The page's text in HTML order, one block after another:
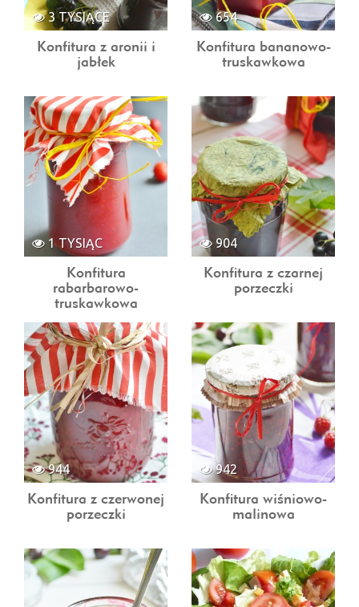
3 TYSIĄCE
Konfitura z aronii i
jabłek
654
Konfitura bananowo-
truskawkowa
1 TYSIĄC
Konfitura
rabarbarowo-
truskawkowa
904
Konfitura z czarnej
porzeczki
944
Konfitura z czerwonej
porzeczki
942
Konfitura wiśniowo-
malinowa